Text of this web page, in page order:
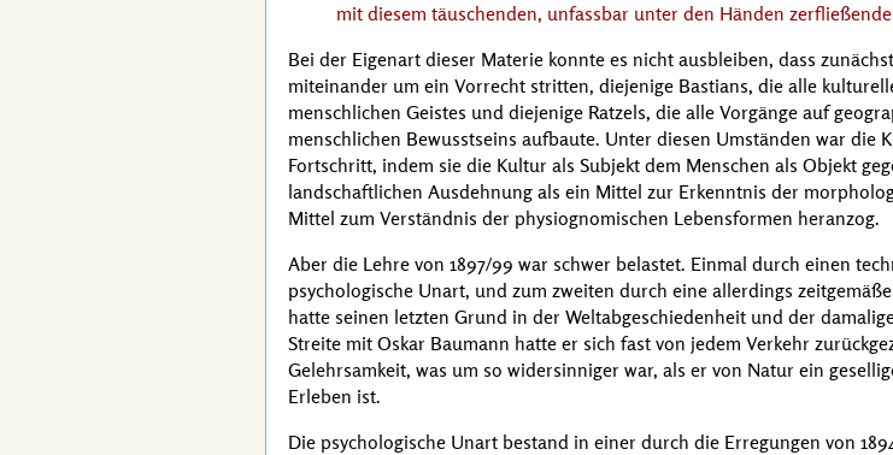
mit diesem täuschenden, unfassbar unter den Händen
Bei der Eigenart dieser Materie konnte es nicht ausbleiben, dass
miteinander um ein Vorrecht stritten, diejenige Bastians, die alle
menschlichen Geistes und diejenige Ratzels, die alle Vorgänge auf
menschlichen Bewusstseins aufbaute. Unter diesen Umständen war die
Fortschritt, indem sie die Kultur als Subjekt dem Menschen als Objekt
landschaftlichen Ausdehnung als ein Mittel zur Erkenntnis der
Mittel zum Verständnis der physiognomischen Lebensformen heranzog.
Aber die Lehre von 1897/99 war schwer belastet. Einmal durch einen
psychologische Unart, und zum zweiten durch eine allerdings
hatte seinen letzten Grund in der Weltabgeschiedenheit und der
Streite mit Oskar Baumann hatte er sich fast von jedem Verkehr
Gelehrsamkeit, was um so widersinniger war, als er von Natur ein
Erleben ist.
Die psychologische Unart bestand in einer durch die Erregungen von